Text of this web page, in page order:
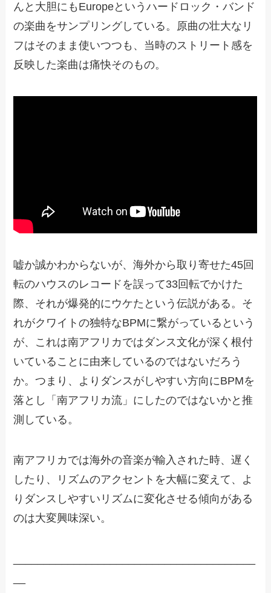
んと大胆にもEuropeというハードロック・バンド
の楽曲をサンプリングしている。原曲の壮大なリ
フはそのまま使いつつも、当時のストリート感を
反映した楽曲は痛快そのもの。
嘘か誠かわからないが、海外から取り寄せた45回
転のハウスのレコードを誤って33回転でかけた
際、それが爆発的にウケたという伝説がある。そ
れがクワイトの独特なBPMに繋がっているという
が、これは南アフリカではダンス文化が深く根付
いていることに由来しているのではないだろう
か。つまり、よりダンスがしやすい方向にBPMを
落とし「南アフリカ流」にしたのではないかと推
測している。
南アフリカでは海外の音楽が輸入された時、遅く
したり、リズムのアクセントを大幅に変えて、よ
りダンスしやすいリズムに変化させる傾向がある
のは大変興味深い。